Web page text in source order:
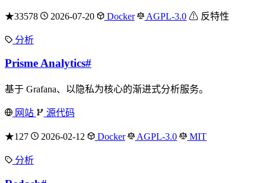
★33578 2026-07-20 Docker AGPL-3.0 ⚠ 反特性
分析
Prisme Analytics#
基于 Grafana、以隐私为核心的渐进式分析服务。
网站 源代码
★127 2026-02-12 Docker AGPL-3.0 MIT
分析